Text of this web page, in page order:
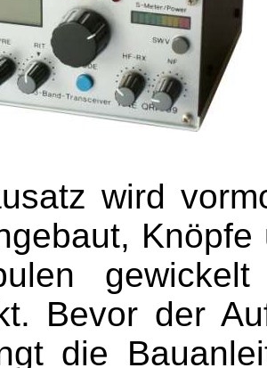
wird
Bevor der
die